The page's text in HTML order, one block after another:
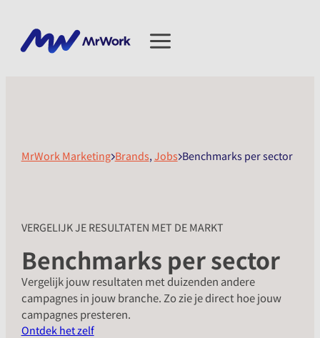
MrWork Marketing Brands,Jobs Benchmarks per sector
VERGELIJK JE RESULTATEN MET DE MARKT
Benchmarks per sector
Vergelijk jouw resultaten met duizenden andere
campagnes in jouw branche. Zo zie je direct hoe jouw
campagnes presteren.
Ontdek het zelf